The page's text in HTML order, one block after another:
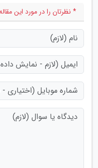
* نظرتان را در مورد این